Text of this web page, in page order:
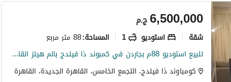
ج.م6,500,000
شقة استوديو 1 المساحة:88 متر مربع
للبيع استوديو 88م بجاردن في كمبوند ذا فيلدج بالم هيلز القاهرة الجديدة
كومباوند ذا فيلدج، التجمع الخامس، القاهرة الجديدة، القاهرة